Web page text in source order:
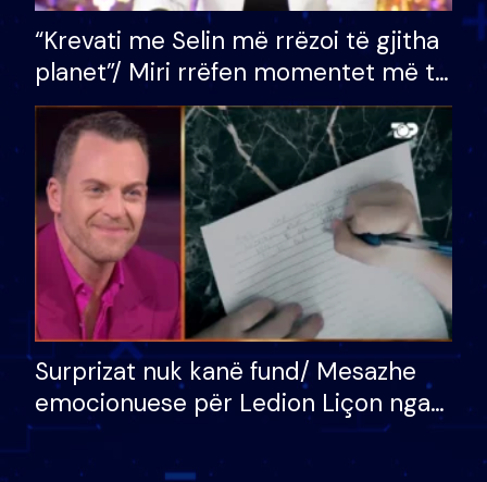
“Krevati me Selin më rrëzoi të gjitha
planet”/ Miri rrëfen momentet më të
bukura në shtëpinë e BB VIP: Do më
mungojë zilja e mëngjesit kur…
Surprizat nuk kanë fund/ Mesazhe
emocionuese për Ledion Liçon nga
nëna dhe fëmijët e tij, moderatori
nuk i mban dot lotët: Nuk meritoj…